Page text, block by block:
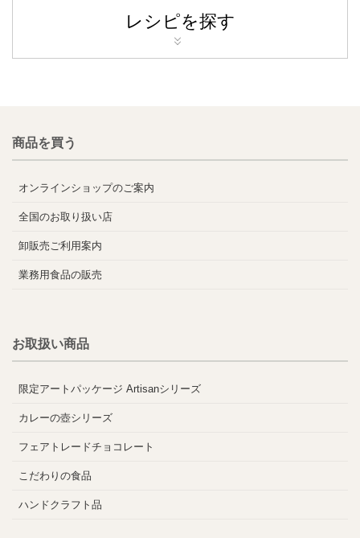
レシピを探す
商品を買う
オンラインショップのご案内
全国のお取り扱い店
卸販売ご利用案内
業務用食品の販売
お取扱い商品
限定アートパッケージ Artisanシリーズ
カレーの壺シリーズ
フェアトレードチョコレート
こだわりの食品
ハンドクラフト品